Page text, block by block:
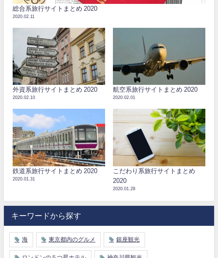
総合系旅行サイトまとめ 2020
2020.02.11
外資系旅行サイトまとめ 2020
2020.02.10
航空系旅行サイトまとめ 2020
2020.02.01
鉄道系旅行サイトまとめ 2020
2020.01.31
こだわり系旅行サイトまとめ
2020
2020.01.28
キーワードから探す
海 東京都内のグルメ 銀座観光